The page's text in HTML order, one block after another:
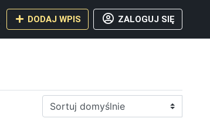
DODAJ WPIS ZALOGUJ SIĘ
Sortuj